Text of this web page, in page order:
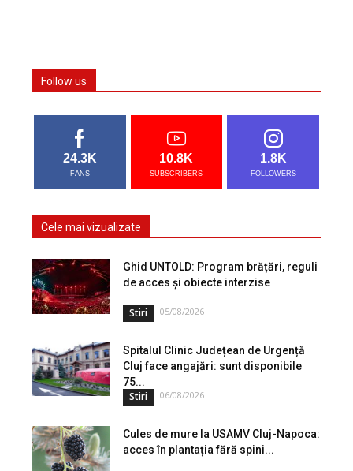
Follow us
24.3K
FANS
10.8K
SUBSCRIBERS
1.8K
FOLLOWERS
Cele mai vizualizate
Ghid UNTOLD: Program brățări, reguli
de acces și obiecte interzise
Stiri 05/08/2026
Spitalul Clinic Județean de Urgență
Cluj face angajări: sunt disponibile
75...
Stiri 06/08/2026
Cules de mure la USAMV Cluj-Napoca:
acces în plantația fără spini...